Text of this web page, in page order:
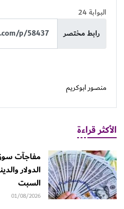
البوابة 24
رابط مختصر
منصور ابوكريم
الأكثر قراءة
مفاجآت
الدولار
السبت
01/08/2026